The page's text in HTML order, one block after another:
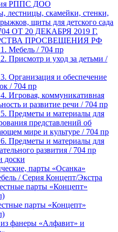
РППС ДОО
лестницы, скамейки, стенки,
щиты для детского сада
ОТ 20 ДЕКАБРЯ 2019 Г.
ПРОСВЕЩЕНИЯ РФ
1. Мебель / 704 пр
2. Присмотр и уход за детьми /
Организация и обеспечение
/ 704 пр
4. Игровая, коммуникативная
и развитие речи / 704 пр
5. Предметы и материалы для
представлений об
мире и культуре / 704 пр
6. Предметы и материалы для
развития / 704 пр
доски
парты «Осанка»
/ Серия Концепт/Экстра
парты «Концепт»
парты «Концепт»
фанеры «Алфавит» и